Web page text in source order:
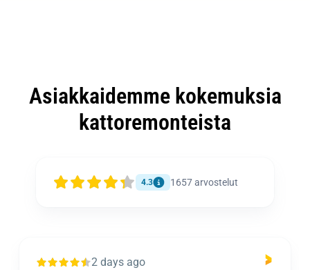
Asiakkaidemme kokemuksia
kattoremonteista
4.3 1657arvostelut
2 days ago